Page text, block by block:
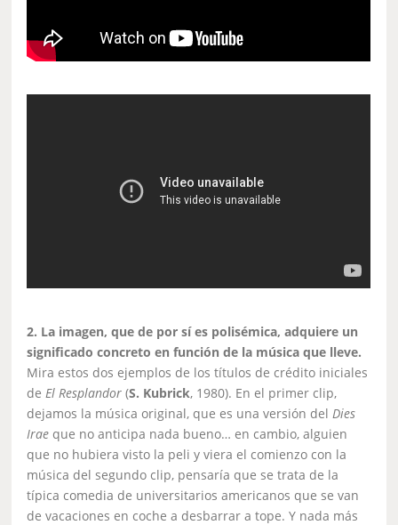
2. La imagen, que de por sí es polisémica, adquiere un
significado concreto en función de la música que lleve.
Mira estos dos ejemplos de los títulos de crédito iniciales
de El Resplandor(S. Kubrick, 1980). En el primer clip,
dejamos la música original, que es una versión del Dies
Irae que no anticipa nada bueno… en cambio, alguien
que no hubiera visto la peli y viera el comienzo con la
música del segundo clip, pensaría que se trata de la
típica comedia de universitarios americanos que se van
de vacaciones en coche a desbarrar a tope. Y nada más